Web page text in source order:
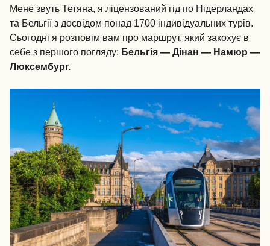
Мене звуть Тетяна, я ліцензований гід по Нідерландах
та Бельгії з досвідом понад 1700 індивідуальних турів.
Сьогодні я розповім вам про маршрут, який закохує в
себе з першого погляду: Бельгія — Дінан — Намюр —
Люксембург.